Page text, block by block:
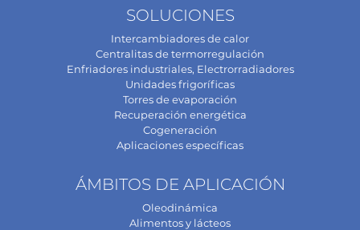
SOLUCIONES
Intercambiadores de calor
Centralitas de termorregulación
Enfriadores industriales, Electrorradiadores
Unidades frigoríficas
Torres de evaporación
Recuperación energética
Cogeneración
Aplicaciones específicas
ÁMBITOS DE APLICACIÓN
Oleodinámica
Alimentos y lácteos